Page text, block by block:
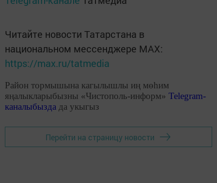
Читайте новости Татарстана в
национальном мессенджере MАХ:
https://max.ru/tatmedia
Район тормышына кагылышлы иң мөһим
яңалыкларыбызны «Чистополь-информ» Telegram-
каналыбызда да укыгыз
Перейти на страницу новости